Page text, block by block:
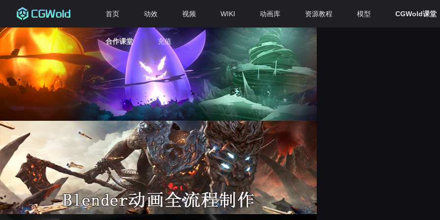
首页 动效 视频 WIKI 动画库 资源教程 模型 CGWold课堂
合作课堂 充值